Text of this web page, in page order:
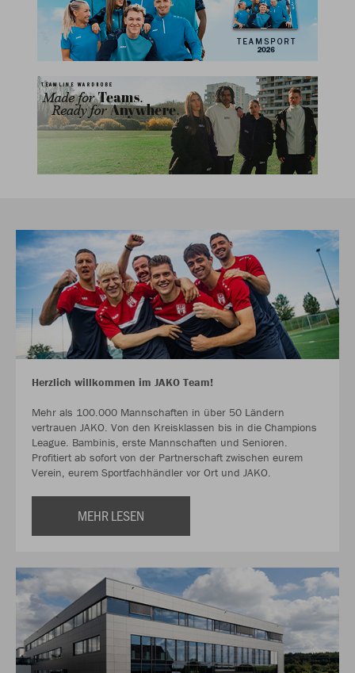
Herzlich willkommen im JAKO Team!
Mehr als 100.000 Mannschaften in über 50 Ländern
vertrauen JAKO. Von den Kreisklassen bis in die Champions
League. Bambinis, erste Mannschaften und Senioren.
Profitiert ab sofort von der Partnerschaft zwischen eurem
Verein, eurem Sportfachhändler vor Ort und JAKO.
MEHR LESEN